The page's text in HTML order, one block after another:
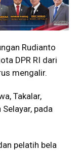
Rudianto
DPR RI dari
mengalir.
Takalar,
pada
pelatih bela